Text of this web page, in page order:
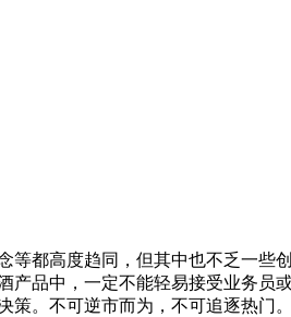
都高度趋同，但其中也不乏一些
品中，一定不能轻易接受业务员
。不可逆市而为，不可追逐热门